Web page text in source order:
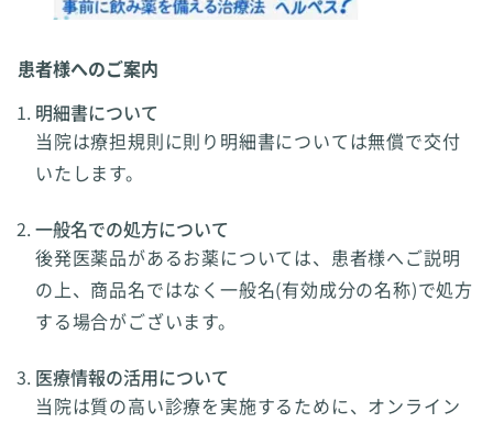
患者様へのご案内
明細書について
当院は療担規則に則り明細書については無償で交付
いたします。
一般名での処方について
後発医薬品があるお薬については、患者様へご説明
の上、商品名ではなく一般名(有効成分の名称)で処方
する場合がございます。
医療情報の活用について
当院は質の高い診療を実施するために、オンライン